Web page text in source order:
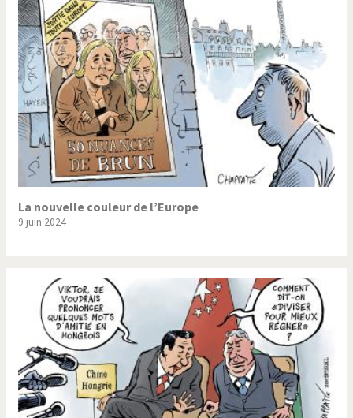
Trump II Un monde de foot
Vous avez dit "Islam"?
La nouvelle couleur de l’Europe
9 juin 2024